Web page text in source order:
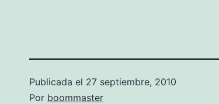
Publicada el 27 septiembre, 2010
Por boommaster